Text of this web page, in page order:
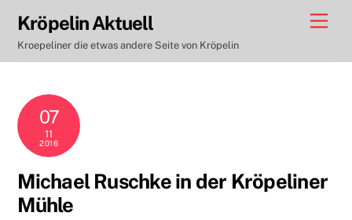
content
Kröpelin Aktuell
Kroepeliner die etwas andere Seite von Kröpelin
07
11
2016
Michael Ruschke in der Kröpeliner
Mühle